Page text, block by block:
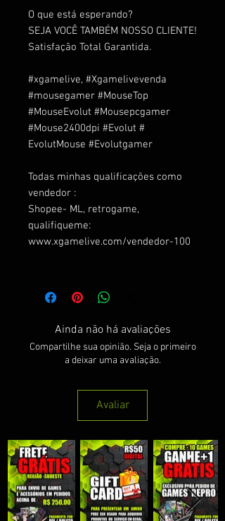
O que está esperando?
SEJA VOCÊ TAMBÉM NOSSO CLIENTE!
Satisfação Total Garantida.
#xgamelive, #Xgamelivevenda
#mousegamer #MouseTop
#MouseEvolut #Mousepcgamer
#Mouse2400dpi #Evolut #
EvolutMouse #Evolutgamer
Todas minhas qualificações como
vendedor :
Shopee- ML, retrogame,
qualifiqueme:
www.xgamelive.com/vendedor-100
Ainda não há avaliações
Compartilhe sua opinião. Seja o primeiro
a deixar uma avaliação.
Avaliar